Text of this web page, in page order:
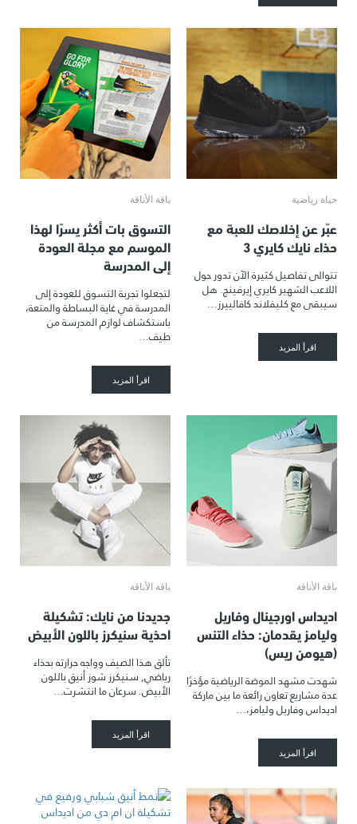
حياة رياضية
عبّر عن إخلاصك للعبة مع
حذاء نايك كايري 3
تتوالى تفاصيل كثيرة الآن تدور حول
اللاعب الشهير كايري إيرفينج. هل
سيبقى مع كليفلاند كافالييرز…
اقرأ المزيد
باقة الأناقة
التسوق بات أكثر يسرًا لهذا
الموسم مع مجلة العودة
إلى المدرسة
لتجعلوا تجربة التسوق للعودة إلى
المدرسة في غاية البساطة والمتعة،
باستكشاف لوازم المدرسة من
طيف…
اقرأ المزيد
باقة الأناقة
اديداس اورجينال وفاريل
وليامز يقدمان: حذاء التنس
(هيومن ريس)
شهدت مشهد الموضة الرياضية مؤخرًا
عدة مشاريع تعاون رائعة ما بين ماركة
اديداس وفاريل وليامز،…
اقرأ المزيد
باقة الأناقة
جديدنا من نايك: تشكيلة
احذية سنيكرز باللون الأبيض
تألق هذا الصيف وواجه حرارته بحذاء
رياضي, سنيكرز شوز أنيق باللون
الأبيض. سرعان ما انتشرت…
اقرأ المزيد